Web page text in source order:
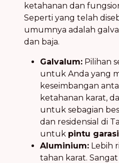
ketahanan dan
Seperti yang telah
umumnya adalah
dan baja.
Galvalum: Pilihan
untuk Anda yang
keseimbangan
ketahanan karat,
untuk sebagian
dan residensial di
untuk pintu
Aluminium: Lebih
tahan karat.